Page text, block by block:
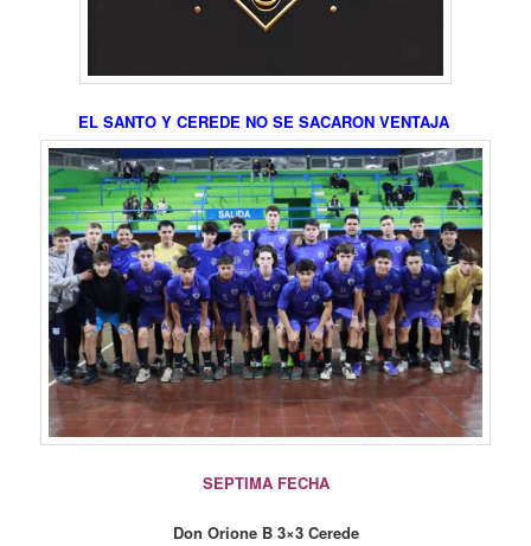
EL SANTO Y CEREDE NO SE SACARON VENTAJA
SEPTIMA FECHA
Don Orione B 3×3 Cerede